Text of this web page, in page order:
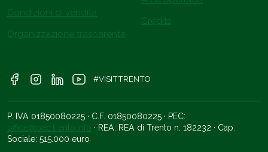
Condizioni di vendita
Organizzazione trasparente
Credits
#VISITTRENTO
P. IVA 01850080225 · C.F. 01850080225 · PEC:
office@pec.trento.info · REA: REA di Trento n. 182232 · Cap.
Sociale: 515.000 euro